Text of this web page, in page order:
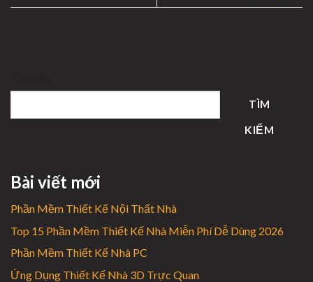
TÌM
KIẾM
Bài viết mới
Phần Mềm Thiết Kế Nội Thất Nhà
Top 15 Phần Mềm Thiết Kế Nhà Miễn Phí Dễ Dùng 2026
Phần Mềm Thiết Kế Nhà PC
Ứng Dụng Thiết Kế Nhà 3D Trực Quan